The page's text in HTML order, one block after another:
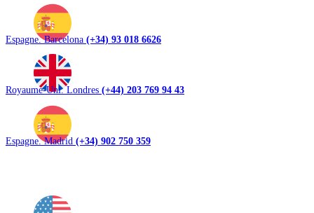
Espagne. Barcelona (+34) 93 018 6626
Royaume-Uni. Londres (+44) 203 769 94 43
Espagne. Madrid (+34) 902 750 359